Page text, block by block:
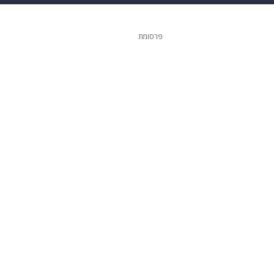
פרסומת